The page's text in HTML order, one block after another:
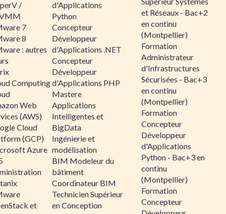
/
7
8
: autres
Computing
Web
(AWS)
Cloud
(GCP)
Azure
et
d'Applications
Python
Concepteur
Développeur
d'Applications .NET
Concepteur
Développeur
d'Applications PHP
Mastere
Applications
Intelligentes et
BigData
Ingénierie et
modélisation
BIM Modeleur du
bâtiment
Coordinateur BIM
Technicien Supérieur
en Conception
et Réseaux - Bac+2
en continu
(Montpellier)
Formation
Administrateur
d'Infrastructures
Sécurisées - Bac+3
en continu
(Montpellier)
Formation
Concepteur
Développeur
d'Applications
Python - Bac+3 en
continu
(Montpellier)
Formation
Concepteur